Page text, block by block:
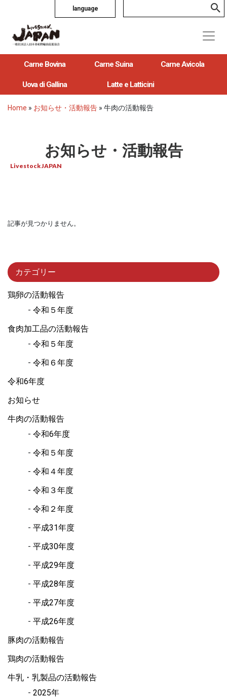
language
Carne Bovina Carne Suina Carne Avicola
Uova di Gallina Latte e Latticini
Home » お知らせ・活動報告 » 牛肉の活動報告
お知らせ・活動報告
Livestock JAPAN
記事が見つかりません。
カテゴリー
鶏卵の活動報告
令和５年度
食肉加工品の活動報告
令和５年度
令和６年度
令和6年度
お知らせ
牛肉の活動報告
令和6年度
令和５年度
令和４年度
令和３年度
令和２年度
平成31年度
平成30年度
平成29年度
平成28年度
平成27年度
平成26年度
豚肉の活動報告
鶏肉の活動報告
牛乳・乳製品の活動報告
2025年